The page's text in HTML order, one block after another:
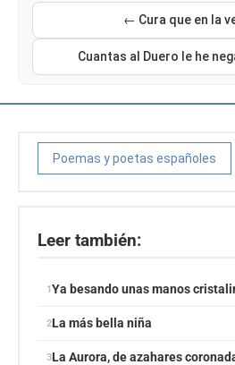
← Cura que en la
Cuantas al Duero le he
Poemas y poetas españoles
Leer también:
Ya besando unas manos
La más bella niña
La Aurora, de azahares